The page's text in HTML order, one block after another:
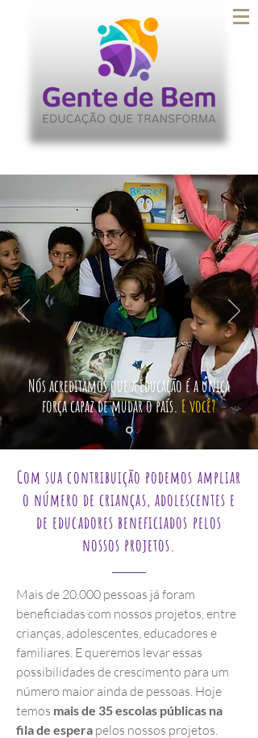
Nós acreditamos que a Educação é a única
força capaz de mudar o país. E você?
Com sua contribuição podemos ampliar
o número de crianças, adolescentes e
de educadores beneficiados pelos
nossos projetos.
Mais de 20.000 pessoas já foram
beneficiadas com nossos projetos, entre
crianças, adolescentes, educadores e
familiares. E queremos levar essas
possibilidades de crescimento para um
número maior ainda de pessoas. Hoje
temos mais de 35 escolas públicas na
fila de espera pelos nossos projetos.